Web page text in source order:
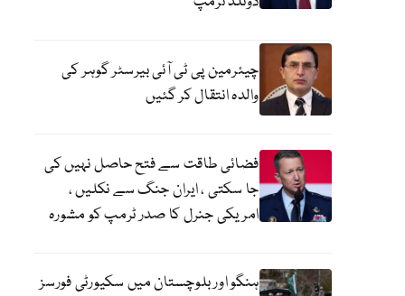
چیئرمین پی ٹی آئی بیرسٹر گوہر کی
والدہ انتقال کر گئیں
فضائی طاقت سے فتح حاصل نہیں کی
جا سکتی ، ایران جنگ سے نکلیں ،
امریکی جنرل کا صدر ٹرمپ کو مشورہ
ہنگو اور بلوچستان میں سکیورٹی فورسز